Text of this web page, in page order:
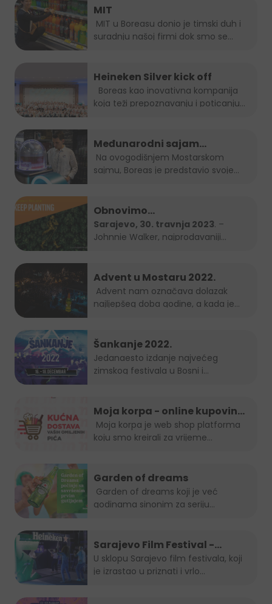
MIT
suradnju našoj firmi dok smo se...
Heineken Silver kick off
koja teži prepoznavanju i poticanju
Međunarodni sajam
gospodarstva Mostar 2023.
sajmu, Boreas je predstavio svoje
Obnovimo
bosanskohercegovačke šume
zajedno – Keep Planting
Sarajevo, 30. travnja 2023. –
Johnnie Walker, najprodavaniji
Advent u Mostaru 2022.
najljepšeg doba godine, a kada je
Šankanje 2022.
Jedanaesto izdanje najvećeg
zimskog festivala u Bosni i
Moja korpa - online kupovina
je uvijek in!
koju smo kreirali za vrijeme...
Garden of dreams
godinama sinonim za seriju
Sarajevo Film Festival -
Summer Lounge
U sklopu Sarajevo film festivala, koji
je izrastao u priznati i vrlo...